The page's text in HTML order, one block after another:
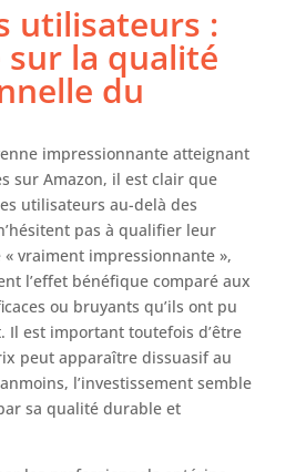
utilisateurs :
la qualité
du
impressionnante atteignant
sur Amazon, il est clair que
utilisateurs au-delà des
pas à qualifier leur
vraiment impressionnante »,
l’effet bénéfique comparé aux
ou bruyants qu’ils ont pu
Il est important toutefois d’être
peut apparaître dissuasif au
l’investissement semble
sa qualité durable et